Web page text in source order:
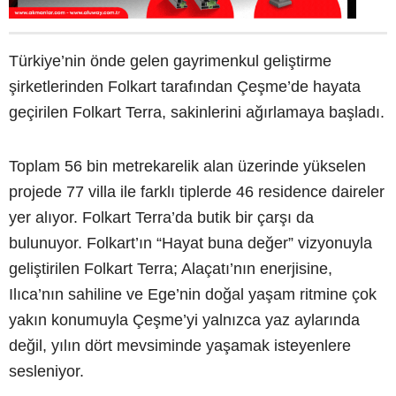
Türkiye’nin önde gelen gayrimenkul geliştirme
şirketlerinden Folkart tarafından Çeşme’de hayata
geçirilen Folkart Terra, sakinlerini ağırlamaya başladı.
Toplam 56 bin metrekarelik alan üzerinde yükselen
projede 77 villa ile farklı tiplerde 46 residence daireler
yer alıyor. Folkart Terra’da butik bir çarşı da
bulunuyor. Folkart’ın “Hayat buna değer” vizyonuyla
geliştirilen Folkart Terra; Alaçatı’nın enerjisine,
Ilıca’nın sahiline ve Ege’nin doğal yaşam ritmine çok
yakın konumuyla Çeşme’yi yalnızca yaz aylarında
değil, yılın dört mevsiminde yaşamak isteyenlere
sesleniyor.